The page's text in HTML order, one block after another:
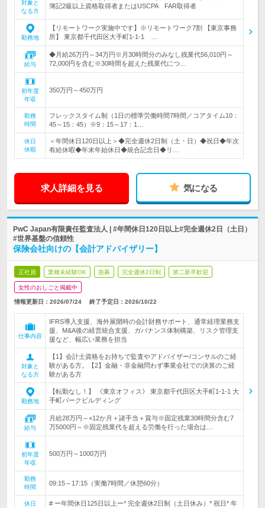
対象と
なる方
簿記2級以上資格取得者またはUSCPA FAR取得者
勤務地
【リモートワーク実施中です】※リモートワーク7割 【東京事務
所】 東京都千代田区大手町1-1-1 …
給与
◆月給26万円～34万円※月30時間分のみなし残業代56,010円～
72,000円を含む※30時間を超えた残業代につ…
初年度
年収
350万円～450万円
勤務
時間
フレックスタイム制（1日の標準労働時間7時間／コアタイム10：
45～15：45）※9：15～17：1…
休日
休暇
＜年間休日120日以上＞◆完全週休2日制（土・日）◆祝日◆年次
有給休暇◆年末年始休日◆統合記念日◆リ…
求人詳細を見る 気になる
PwC Japan有限責任監査法人 | #年間休日120日以上#完全週休2日（土日）
#世界基盤の信頼性
保険会社向けの【会計アドバイザリー】
正社員 業種未経験OK 急募 完全週休2日制 第二新卒歓迎
女性のおしごと掲載中
情報更新日：2026/07/24 終了予定日： 2026/10/22
仕事内容
IFRS導入支援、海外展開時の会計財務サポート、通常経理業務支
援、M&A後の経営統合支援、ガバナンス体制構築、リスク管理支
援など、幅広い業務を担当
対象と
なる方
【1】会計士資格をお持ちで監査やアドバイザー/コンサルのご経
験がある方。【2】金融・非金融問わず事業会社での決算のご経
験がある方
勤務地
【転勤なし！】 《東京オフィス》 東京都千代田区大手町1-1-1 大
手町パークビルディング
給与
月給28万円～×12か月＋諸手当＋賞与※固定残業30時間分含む7
万5000円～※固定残業代を超える労働を行った場合は…
初年度
年収
500万円～1000万円
勤務
時間
09:15～17:15（実働7時間／休憩60分）
休日
# ー年間休日125日以上ー* 完全週休2日制（土日休み）* 祝日* 年